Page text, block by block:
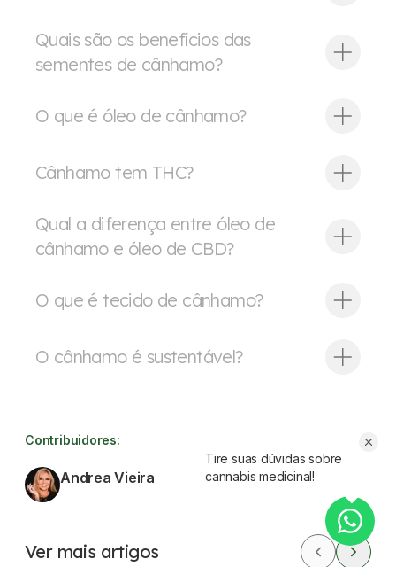
Quais são os benefícios das
sementes de cânhamo?
O que é óleo de cânhamo?
Cânhamo tem THC?
Qual a diferença entre óleo de
cânhamo e óleo de CBD?
O que é tecido de cânhamo?
O cânhamo é sustentável?
Contribuidores:
Andrea Vieira Ver perfil
Ver mais artigos
CBD Dores
Tire suas dúvidas sobre
cannabis medicinal!